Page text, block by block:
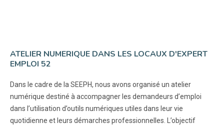
ATELIER NUMERIQUE DANS LES LOCAUX D'EXPERT
EMPLOI 52
Dans le cadre de la SEEPH, nous avons organisé un atelier
numérique destiné à accompagner les demandeurs d’emploi
dans l’utilisation d’outils numériques utiles dans leur vie
quotidienne et leurs démarches professionnelles. L’objectif